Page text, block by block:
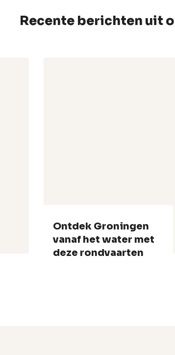
Recente berichten uit
Ontdek Groningen
vanaf het water met
deze rondvaarten